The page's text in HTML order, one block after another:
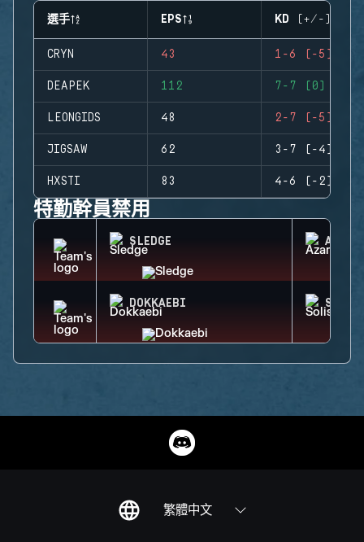
選手 EPS KD (+/-)
CRYN 43 1-6 (-5)
DEAPEK 112 7-7 (0)
LEONGIDS 48 2-7 (-5)
JIGSAW 62 3-7 (-4)
HXSTI 83 4-6 (-2)
特勤幹員禁用
SLEDGE AZAMI
DOKKAEBI SOLIS
繁體中文